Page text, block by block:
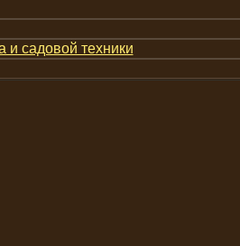
и садовой техники